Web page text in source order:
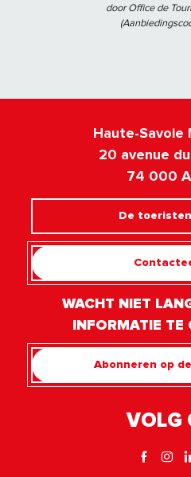
door Office de
Haute-Savoie
20 avenue
74 000
De
WACHT NIET
INFORMATIE TE
Abonneren op
VOLG